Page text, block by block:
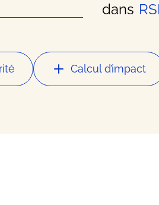
marques dans
Calcul d’impact